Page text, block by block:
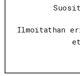
Ilmoitathan